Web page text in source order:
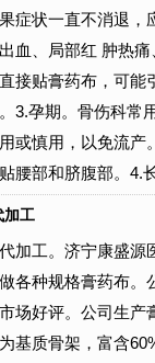
症状一直不消退，
血、局部红 肿热
接贴膏药布，可能
3.孕期。骨伤科常
或慎用，以免流产
腰部和脐腹部。4.
加工
加工。济宁康盛源
各种规格膏药布。
场好评。公司生产
基质骨架，富含